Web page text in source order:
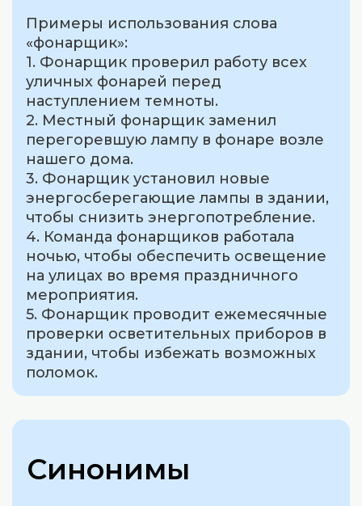
Примеры использования слова
«фонарщик»:
1. Фонарщик проверил работу всех
уличных фонарей перед
наступлением темноты.
2. Местный фонарщик заменил
перегоревшую лампу в фонаре возле
нашего дома.
3. Фонарщик установил новые
энергосберегающие лампы в здании,
чтобы снизить энергопотребление.
4. Команда фонарщиков работала
ночью, чтобы обеспечить освещение
на улицах во время праздничного
мероприятия.
5. Фонарщик проводит ежемесячные
проверки осветительных приборов в
здании, чтобы избежать возможных
поломок.
Синонимы